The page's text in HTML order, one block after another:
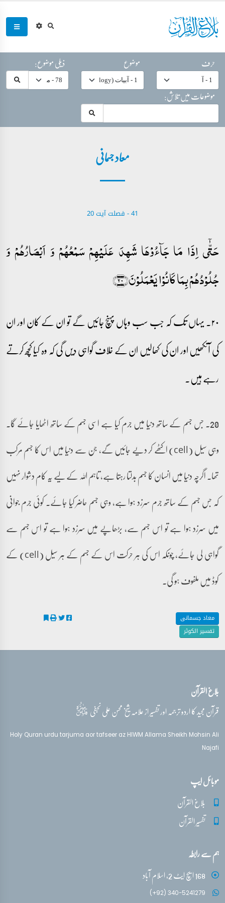
حرف موضوع
ذیلی موضوع:
موضوعات میں تلاش:
معاد جسمانی
41 - ‎فصلت آیت 20
حَتّٰۤی اِذَا مَا جَآءُوۡہَا شَہِدَ عَلَیۡہِمۡ سَمۡعُہُمۡ وَ اَبۡصَارُہُمۡ وَ
جُلُوۡدُہُمۡ بِمَا کَانُوۡا یَعۡمَلُوۡنَ﴿۲۰﴾
۲۰۔ یہاں تک کہ جب سب وہاں پہنچ جائیں گے تو ان کے کان اور ان
کی آنکھیں اور ان کی کھالیں ان کے خلاف گواہی دیں گی کہ وہ کیا کچھ کرتے
رہے ہیں۔
20۔ جس جسم کے ساتھ دنیا میں جرم کیا ہے اسی جسم کے ساتھ اٹھایا جائے گا۔
وہی سیل (cell) اکٹھے کر دیے جائیں گے، جن سے دنیا میں اس کا جسم مرکب
تھا۔ اگرچہ دنیا میں انسان کا جسم بدلتا رہتا ہے، تاہم اللہ کے لیے یہ کام دشوار نہیں
کہ جس جسم کے ساتھ جرم سرزد ہوا ہے، وہی جسم حاضر کیا جائے۔ کوئی جرم جوانی
میں سرزد ہوا ہے تو اس جسم سے، بڑھاپے میں سرزد ہوا ہے تو اس جسم سے
گواہی لی جائے، چونکہ اس کی ہر حرکت اس کے جسم کے ہر سیل (cell) کے
کوڈ میں ملفوف ہو گی۔
معاد جسمانی
تفسیر الکوثر
بلاغ القرآن
قرآن مجید کا اردو ترجمہ اور تفسیر از علامہ شیخ محسن علی نجفیقدس‌سره
Holy Quran urdu tarjuma aor tafseer az HIWM Allama Sheikh Mohsin Ali
Najafi
موبائل ایپ
بلاغ القرآن
تفسیر القرآن
ہم سے رابطہ
168 ایچ ایٹ 2، اسلام آباد
(+92) 340-5241279